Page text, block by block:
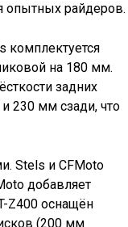
опытных райдеров.
комплектуется
на 180 мм.
задних
230 мм сзади, что
Stels и CFMoto
добавляет
Z400 оснащён
(200 мм